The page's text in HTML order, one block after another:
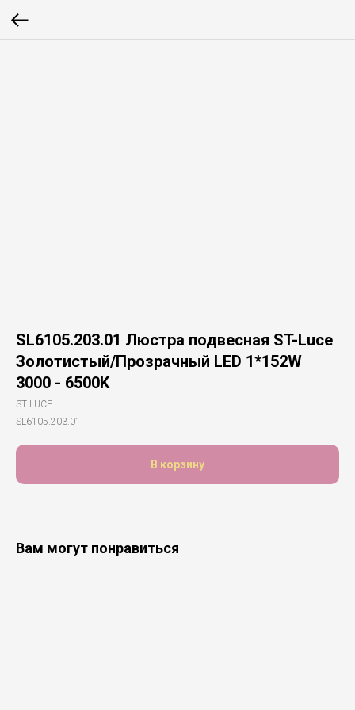
SL6105.203.01 Люстра подвесная ST-Luce
Золотистый/Прозрачный LED 1*152W
3000 - 6500K
ST LUCE
SL6105.203.01
В корзину
Вам могут понравиться